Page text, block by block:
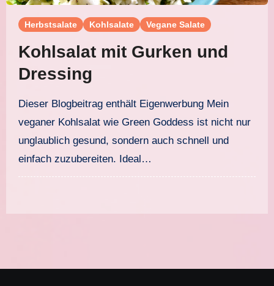
Herbstsalate Kohlsalate Vegane Salate
Kohlsalat mit Gurken und
Dressing
Dieser Blogbeitrag enthält Eigenwerbung Mein
veganer Kohlsalat wie Green Goddess ist nicht nur
unglaublich gesund, sondern auch schnell und
einfach zuzubereiten. Ideal…